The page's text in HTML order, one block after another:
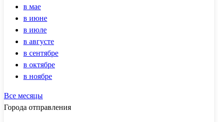
в мае
в июне
в июле
в августе
в сентябре
в октябре
в ноябре
Все месяцы
Города отправления